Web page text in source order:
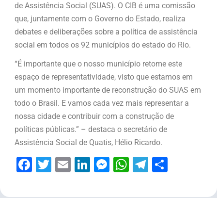
de Assistência Social (SUAS). O CIB é uma comissão
que, juntamente com o Governo do Estado, realiza
debates e deliberações sobre a política de assistência
social em todos os 92 municípios do estado do Rio.
“É importante que o nosso município retome este
espaço de representatividade, visto que estamos em
um momento importante de reconstrução do SUAS em
todo o Brasil. E vamos cada vez mais representar a
nossa cidade e contribuir com a construção de
políticas públicas.” – destaca o secretário de
Assistência Social de Quatis, Hélio Ricardo.
Facebook
Twitter
EmailLinkedIn
Messenger
WhatsApp
Telegram